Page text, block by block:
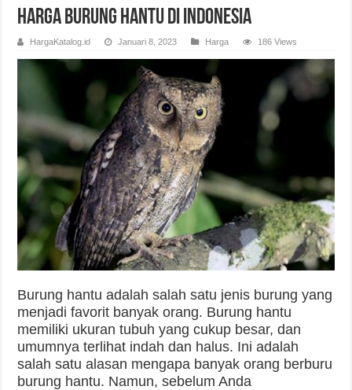
Harga Burung Hantu di Indonesia
HargaKatalog.id Januari 8, 2023 Harga 186 Views
Burung hantu adalah salah satu jenis burung yang
menjadi favorit banyak orang. Burung hantu
memiliki ukuran tubuh yang cukup besar, dan
umumnya terlihat indah dan halus. Ini adalah
salah satu alasan mengapa banyak orang berburu
burung hantu. Namun, sebelum Anda